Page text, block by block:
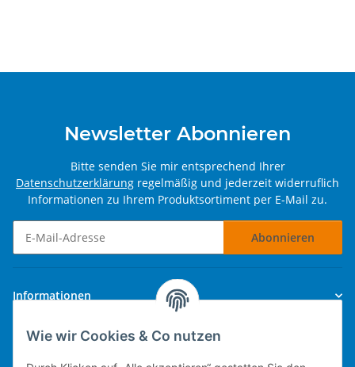
Wie wir Cookies & Co nutzen
Newsletter Abonnieren
Bitte senden Sie mir entsprechend Ihrer
Datenschutzerklärung regelmäßig und jederzeit widerruflich
Informationen zu Ihrem Produktsortiment per E-Mail zu.
Abonnieren
Informationen
Gesetzliche Informationen